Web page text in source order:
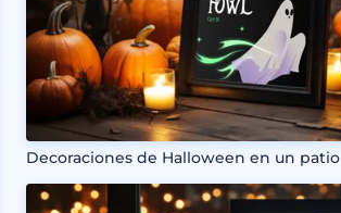
Decoraciones de Halloween en un patio